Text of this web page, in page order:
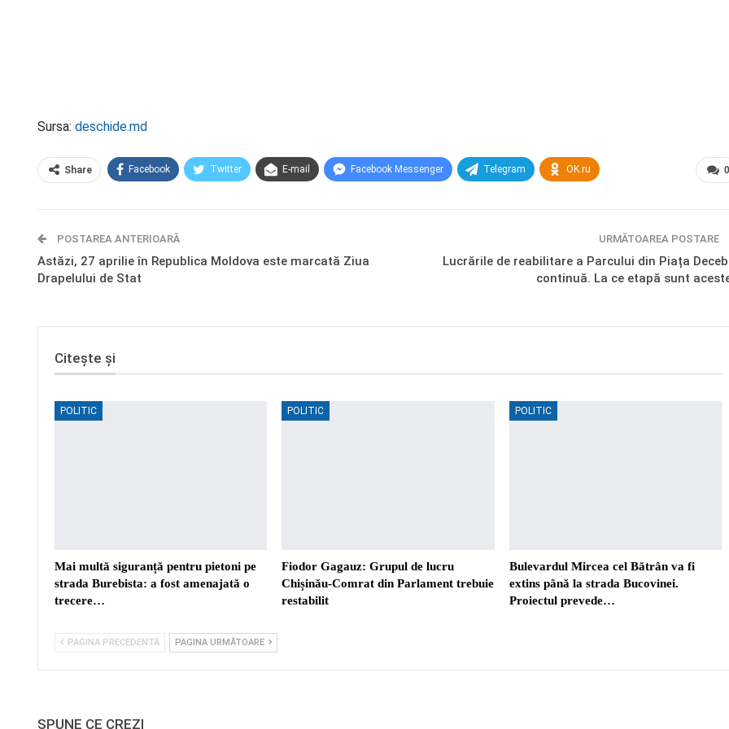
Sursa: deschide.md
0
Share Facebook Twitter E-mail Facebook Messenger Telegram OK.ru
POSTAREA ANTERIOARĂ
Astăzi, 27 aprilie în Republica Moldova este marcată Ziua
Drapelului de Stat
URMĂTOAREA POSTARE
Lucrările de reabilitare a Parcului din Piața
continuă. La ce etapă sunt
Citește și
POLITIC
Mai multă siguranță pentru pietoni pe
strada Burebista: a fost amenajată o
trecere…
POLITIC
Fiodor Gagauz: Grupul de lucru
Chișinău-Comrat din Parlament trebuie
restabilit
POLITIC
Bulevardul Mircea cel Bătrân va fi
extins până la strada Bucovinei.
Proiectul prevede…
PAGINA PRECEDENTĂ PAGINA URMĂTOARE
SPUNE CE CREZI